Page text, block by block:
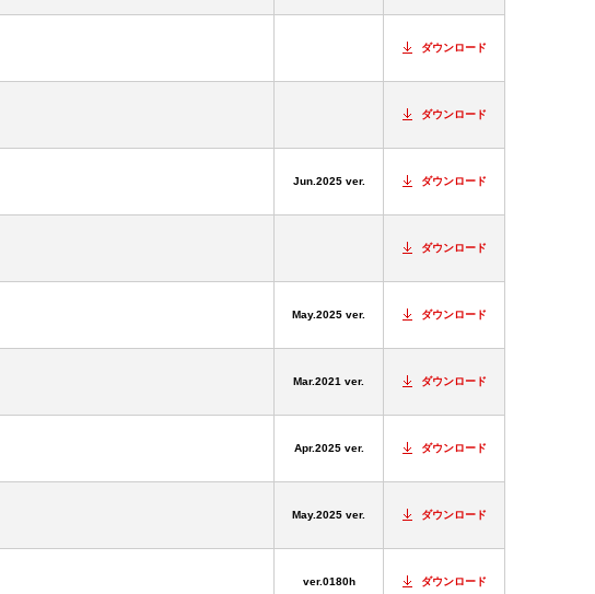
ダウンロード
ダウンロード
Jun.2025 ver. ダウンロード
ダウンロード
May.2025 ver. ダウンロード
Mar.2021 ver. ダウンロード
Apr.2025 ver. ダウンロード
May.2025 ver. ダウンロード
ver.0180h ダウンロード